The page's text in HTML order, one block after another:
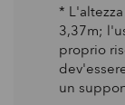
*
3,37m;
proprio
un